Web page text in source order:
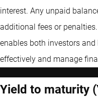
interest. Any unpaid
additional fees or
enables both investors
effectively and manage
Yield to maturity